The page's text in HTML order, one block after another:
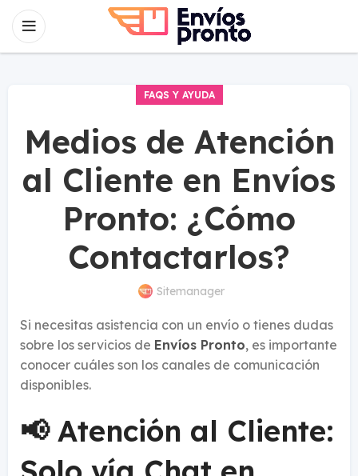
FAQS Y AYUDA
Medios de Atención
al Cliente en Envíos
Pronto: ¿Cómo
Contactarlos?
Sitemanager
Si necesitas asistencia con un envío o tienes dudas
sobre los servicios de Envíos Pronto, es importante
conocer cuáles son los canales de comunicación
disponibles.
📢 Atención al Cliente: